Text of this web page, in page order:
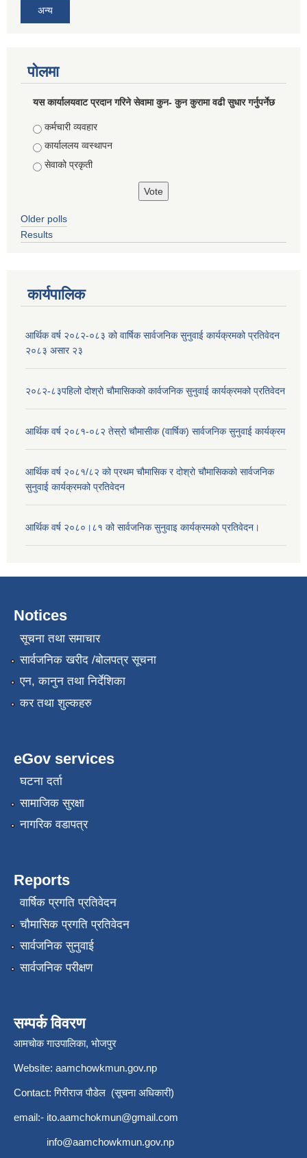
अन्य
पोलमा
यस कार्यालयवाट प्रदान गरिने सेवामा कुन- कुन कुरामा वढी सुधार गर्नुपर्नेछ
Choices
कर्मचारी व्यवहार
कार्याललय व्वस्थापन
सेवाको प्रकृती
Older polls
Results
कार्यपालिक
आर्थिक वर्ष २०८२-०८३ को वार्षिक सार्वजनिक सुनुवाई कार्यक्रमको प्रतिवेदन
२०८३ असार २३
२०८२-८३पहिलो दोश्रो चौमासिकको कार्वजनिक सुनुवाई कार्यक्रमको प्रतिवेदन
आर्थिक वर्ष २०८१-०८२ तेस्रो चौमासीक (वार्षिक) सार्वजनिक सुनुवाई कार्यक्रम
आर्थिक वर्ष २०८१/८२ को प्रथम चौमासिक र दोश्रो चौमासिकको सार्वजनिक
सुनुवाई कार्यक्रमको प्रतिवेदन
आर्थिक वर्ष २०८०।८१ को सार्वजनिक सुनुवाइ कार्यक्रमको प्रतिवेदन।
Notices
सूचना तथा समाचार
सार्वजनिक खरीद /बोलपत्र सूचना
एन, कानुन तथा निर्देशिका
कर तथा शुल्कहरु
eGov services
घटना दर्ता
सामाजिक सुरक्षा
नागरिक वडापत्र
Reports
वार्षिक प्रगति प्रतिवेदन
चौमासिक प्रगति प्रतिवेदन
सार्वजनिक सुनुवाई
सार्वजनिक परीक्षण
सम्पर्क विवरण
आमचोक गाउपालिका, भोजपुर
Website: aamchowkmun.gov.np
Contact: गिरीराज पौडेल (सूचना अधिकारी)
email:- ito.aamchokmun@gmail.com
info@aamchowkmun.gov.np